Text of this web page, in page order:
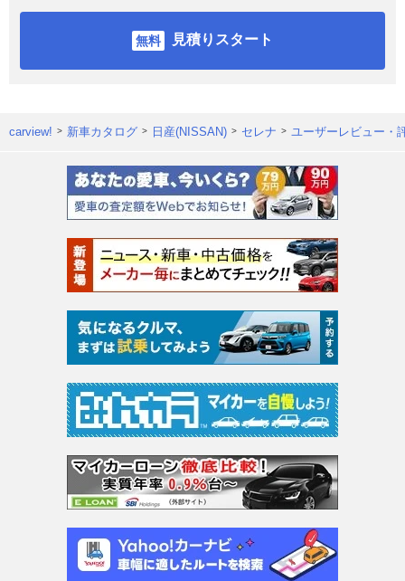
見積りスタート
carview! 新車カタログ 日産(NISSAN) セレナ ユーザーレビュー・